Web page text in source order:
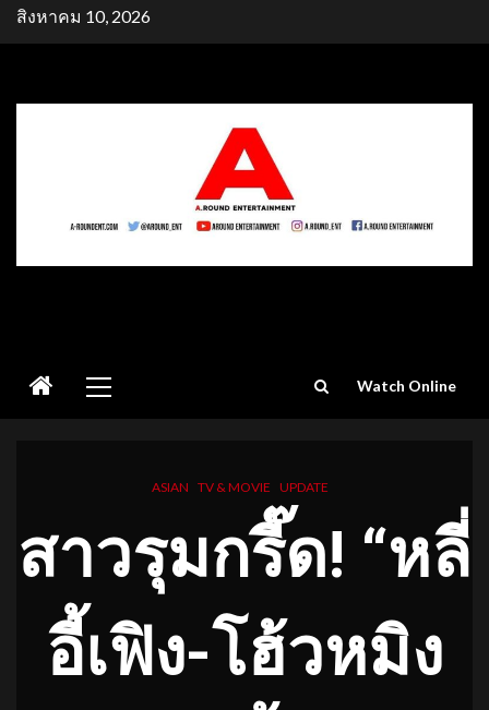
Skipสิงหาคม 10, 2026
Menu
Watch Online
ASIAN TV & MOVIE UPDATE
สาวรุมกรี๊ด! “หลี่
อี้เฟิง-โฮ้วหมิง